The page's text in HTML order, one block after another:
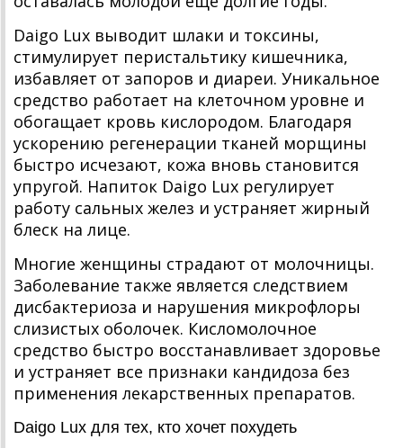
Daigo Lux выводит шлаки и токсины,
стимулирует перистальтику кишечника,
избавляет от запоров и диареи. Уникальное
средство работает на клеточном уровне и
обогащает кровь кислородом. Благодаря
ускорению регенерации тканей морщины
быстро исчезают, кожа вновь становится
упругой. Напиток Daigo Lux регулирует
работу сальных желез и устраняет жирный
блеск на лице.
Многие женщины страдают от молочницы.
Заболевание также является следствием
дисбактериоза и нарушения микрофлоры
слизистых оболочек. Кисломолочное
средство быстро восстанавливает здоровье
и устраняет все признаки кандидоза без
применения лекарственных препаратов.
Daigo Lux для тех, кто хочет похудеть